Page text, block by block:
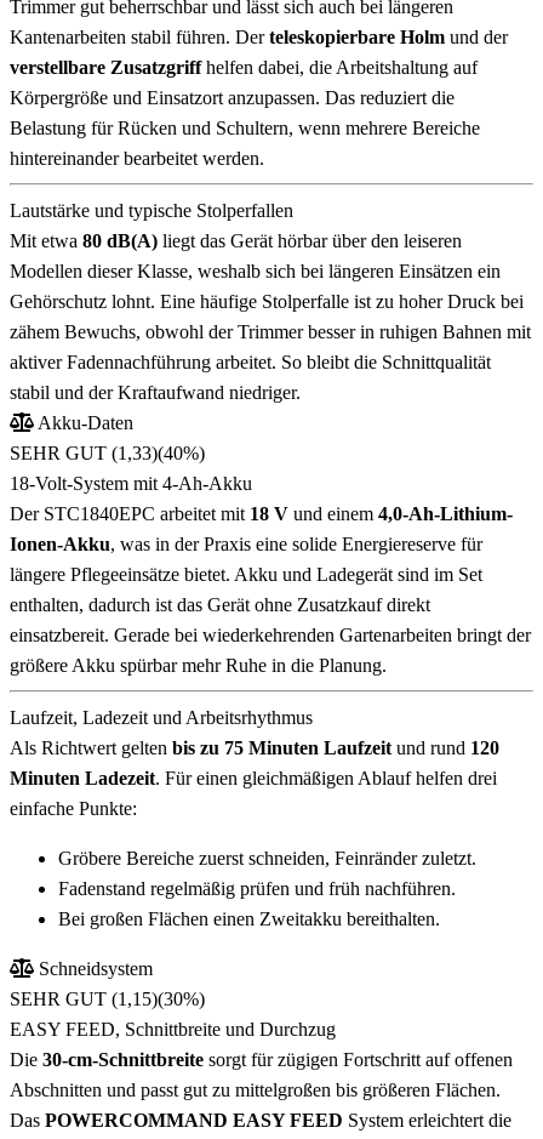
Trimmer gut beherrschbar und lässt sich auch bei längeren
Kantenarbeiten stabil führen. Derteleskopierbare Holm und der
verstellbare Zusatzgriffhelfen dabei, die Arbeitshaltung auf
Körpergröße und Einsatzort anzupassen. Das reduziert die
Belastung für Rücken und Schultern, wenn mehrere Bereiche
hintereinander bearbeitet werden.
Lautstärke und typische Stolperfallen
Mit etwa 80 dB(A) liegt das Gerät hörbar über den leiseren
Modellen dieser Klasse, weshalb sich bei längeren Einsätzen ein
Gehörschutz lohnt. Eine häufige Stolperfalle ist zu hoher Druck bei
zähem Bewuchs, obwohl der Trimmer besser in ruhigen Bahnen mit
aktiver Fadennachführung arbeitet. So bleibt die Schnittqualität
stabil und der Kraftaufwand niedriger.
Akku-Daten
SEHR GUT (1,33)(40%)
18-Volt-System mit 4-Ah-Akku
Der STC1840EPC arbeitet mit 18 V und einem 4,0-Ah-Lithium-
Ionen-Akku, was in der Praxis eine solide Energiereserve für
längere Pflegeeinsätze bietet. Akku und Ladegerät sind im Set
enthalten, dadurch ist das Gerät ohne Zusatzkauf direkt
einsatzbereit. Gerade bei wiederkehrenden Gartenarbeiten bringt der
größere Akku spürbar mehr Ruhe in die Planung.
Laufzeit, Ladezeit und Arbeitsrhythmus
Als Richtwert gelten bis zu 75 Minuten Laufzeit und rund 120
Minuten Ladezeit. Für einen gleichmäßigen Ablauf helfen drei
einfache Punkte:
Gröbere Bereiche zuerst schneiden, Feinränder zuletzt.
Fadenstand regelmäßig prüfen und früh nachführen.
Bei großen Flächen einen Zweitakku bereithalten.
Schneidsystem
SEHR GUT (1,15)(30%)
EASY FEED, Schnittbreite und Durchzug
Die 30-cm-Schnittbreite sorgt für zügigen Fortschritt auf offenen
Abschnitten und passt gut zu mittelgroßen bis größeren Flächen.
Das POWERCOMMAND EASY FEED System erleichtert die